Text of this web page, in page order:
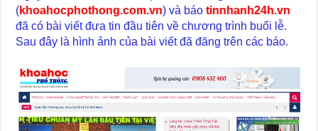
(khoahocphothong.com.vn) và báotinnhanh24h.vn
đã có bài viết đưa tin đầu tiên về chương trình buổi lễ.
Sau đây là hình ảnh của bài viết đã đăng trên các báo.